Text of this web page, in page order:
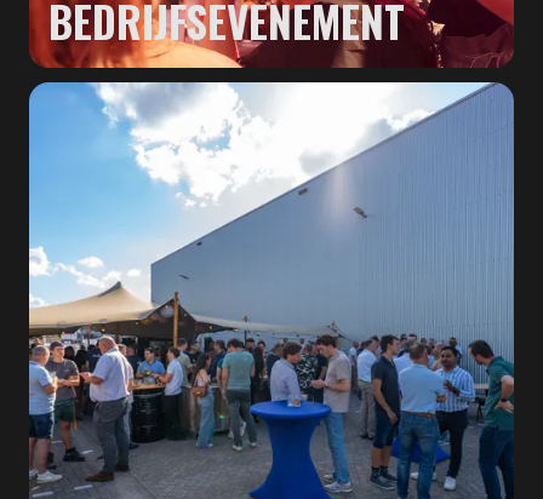
BEDRIJFSEVENEMENT